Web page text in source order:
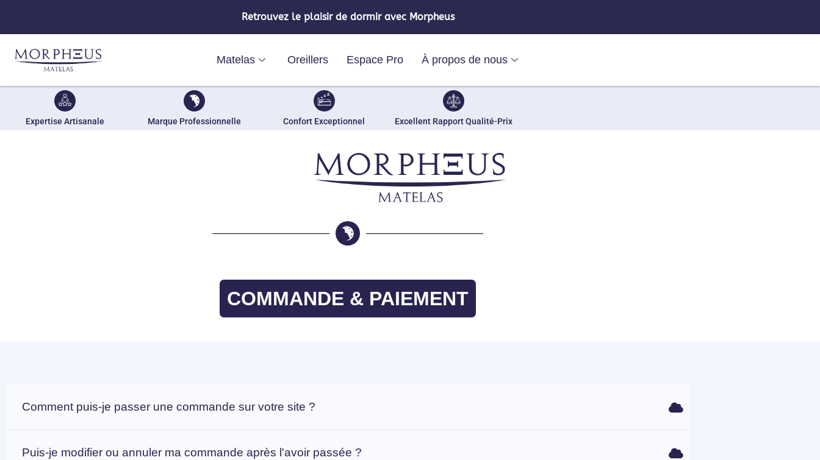
Retrouvez le plaisir de dormir avec Morpheus
Matelas Oreillers Espace Pro À propos de nous
Expertise Artisanale Marque Professionnelle Confort Exceptionnel Excellent Rapport Qualité-Prix
COMMANDE & PAIEMENT
Comment puis-je passer une commande sur votre site ?
Puis-je modifier ou annuler ma commande après l'avoir passée ?